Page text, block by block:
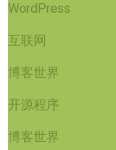
WordPress
互联网
博客世界
开源程序
博客世界